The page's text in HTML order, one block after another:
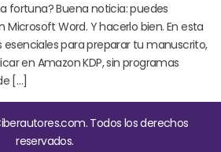
fortuna? Buena noticia: puedes
Word. Y hacerlo bien. En esta
esenciales para preparar tu manuscrito,
en Amazon KDP, sin programas
[…]
Todos los derechos
reservados.